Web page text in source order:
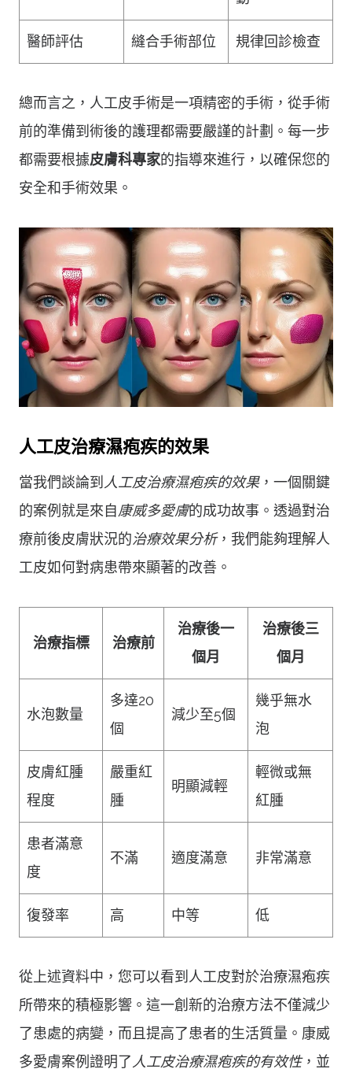
醫師評估 縫合手術部位 規律回診檢查
總而言之，人工皮手術是一項精密的手術，從手術
前的準備到術後的護理都需要嚴謹的計劃。每一步
都需要根據皮膚科專家的指導來進行，以確保您的
安全和手術效果。
人工皮治療濕疱疾的效果
當我們談論到 人工皮治療濕疱疾的效果，一個關鍵
的案例就是來自康威多愛膚的成功故事。透過對治
療前後皮膚狀況的治療效果分析，我們能夠理解人
工皮如何對病患帶來顯著的改善。
治療指標 治療前
治療後一
個月
治療後三
個月
水泡數量
多達20
個
減少至5個
幾乎無水
泡
皮膚紅腫
程度
嚴重紅
腫
明顯減輕
輕微或無
紅腫
患者滿意
度
不滿 適度滿意 非常滿意
復發率 高 中等 低
從上述資料中，您可以看到人工皮對於治療濕疱疾
所帶來的積極影響。這一創新的治療方法不僅減少
了患處的病變，而且提高了患者的生活質量。康威
多愛膚案例證明了 人工皮治療濕疱疾的有效性，並